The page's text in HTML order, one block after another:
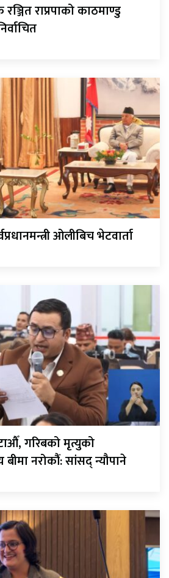
राप्रपाको काठमाण्डु
ओलीबिच भेटवार्ता
गरिबको मृत्युको
बीमा नरोकौंं: सांसद् न्यौपाने